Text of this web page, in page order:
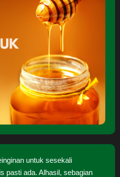
untuk sesekali
pasti ada. Alhasil, sebagian